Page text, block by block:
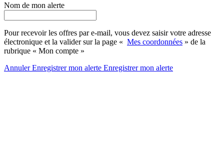
Nom de mon alerte
Pour recevoir les offres par e-mail, vous devez saisir votre adresse
électronique et la valider sur la page « Mes coordonnées » de la
rubrique « Mon compte »
AnnulerEnregistrer mon alerte Enregistrermon alerte